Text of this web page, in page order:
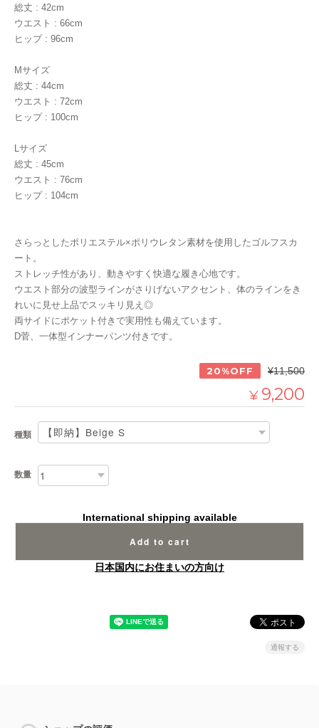
総丈 : 42cm
ウエスト : 66cm
ヒップ : 96cm
Mサイズ
総丈 : 44cm
ウエスト : 72cm
ヒップ : 100cm
Lサイズ
総丈 : 45cm
ウエスト : 76cm
ヒップ : 104cm
さらっとしたポリエステル×ポリウレタン素材を使用したゴルフスカ
ート。
ストレッチ性があり、動きやすく快適な履き心地です。
ウエスト部分の波型ラインがさりげないアクセント、体のラインをき
れいに見せ上品でスッキリ見え◎
両サイドにポケット付きで実用性も備えています。
D菅、一体型インナーパンツ付きです。
20%OFF ¥11,500
¥ 9,200
種類
数量
International shipping available
Add to cart
日本国内にお住まいの方向け
通報する